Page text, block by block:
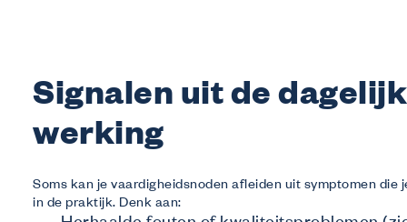
Signalen uit de
werking
Soms kan je vaardigheidsnoden afleiden uit symptomen die
in de praktijk. Denk aan: